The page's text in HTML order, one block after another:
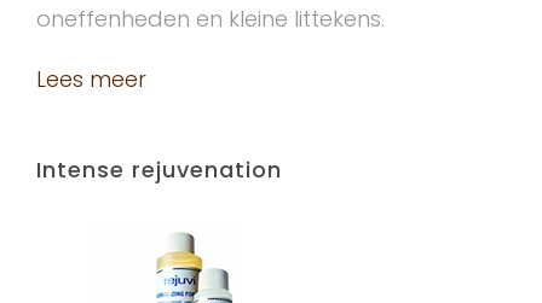
oneffenheden en kleine littekens.
Lees meer
Intense rejuvenation